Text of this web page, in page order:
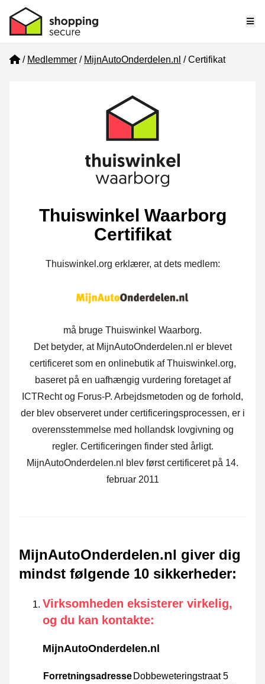
Home
Medlemmer MijnAutoOnderdelen.nl Certifikat
Thuiswinkel Waarborg
Certifikat
Thuiswinkel.org erklærer, at dets medlem:
må bruge Thuiswinkel Waarborg.
Det betyder, at MijnAutoOnderdelen.nl er blevet
certificeret som en onlinebutik af Thuiswinkel.org,
baseret på en uafhængig vurdering foretaget af
ICTRecht og Forus-P. Arbejdsmetoden og de forhold,
der blev observeret under certificeringsprocessen, er i
overensstemmelse med hollandsk lovgivning og
regler. Certificeringen finder sted årligt.
MijnAutoOnderdelen.nl blev først certificeret på 14.
februar 2011
MijnAutoOnderdelen.nl giver dig
mindst følgende 10 sikkerheder:
Virksomheden eksisterer virkelig,
og du kan kontakte:
MijnAutoOnderdelen.nl
Forretningsadresse Dobbeweteringstraat 5